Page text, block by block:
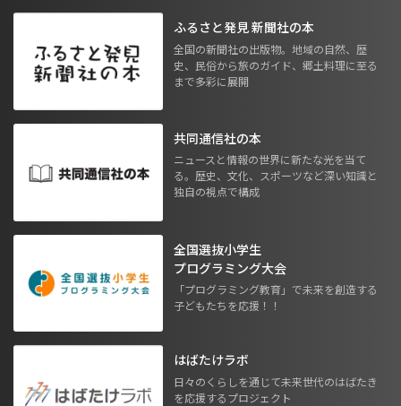
ふるさと発見 新聞社の本
全国の新聞社の出版物。地域の自然、歴
史、民俗から旅のガイド、郷土料理に至る
まで多彩に展開
共同通信社の本
ニュースと情報の世界に新たな光を当て
る。歴史、文化、スポーツなど深い知識と
独自の視点で構成
全国選抜小学生
プログラミング大会
「プログラミング教育」で未来を創造する
子どもたちを応援！！
はばたけラボ
日々のくらしを通じて未来世代のはばたき
を応援するプロジェクト